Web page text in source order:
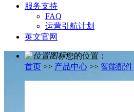
服务支持
FAQ
运营引航计划
英文官网
您的位置：
首页 >> 产品中心 >> 智能配件